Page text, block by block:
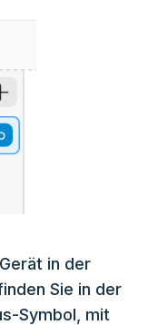
in der
Sie in der
Symbol, mit